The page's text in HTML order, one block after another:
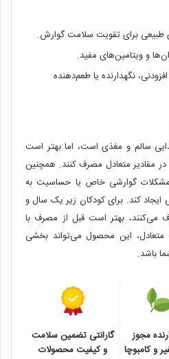
طبیعی برای تقویت سلامت گوارش.
و ویتامین‌های مفید.
نگهدارنده یا طعم‌دهنده
سالم و مغذی است، اما بهتر است
در مقادیر متعادل مصرف کنند. همچنین
گوارشی خاص یا حساسیت به
ایجاد کند. برای کودکان زیر یک سال و
بهتر است قبل از مصرف با
این محصول می‌تواند بخشی
باشد.
مجوز
و کامبوچا
گارانتی تضمین سلامت
و کیفیت محصولات